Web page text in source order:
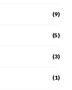
(9)
(5)
(3)
(1)